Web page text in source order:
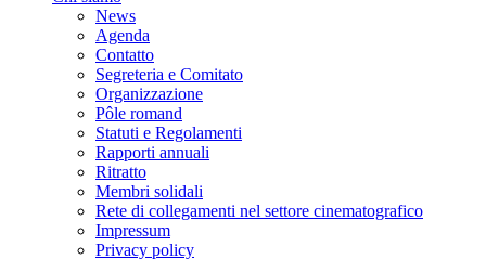
News
Agenda
Contatto
Segreteria e Comitato
Organizzazione
Pôle romand
Statuti e Regolamenti
Rapporti annuali
Ritratto
Membri solidali
Rete di collegamenti nel settore cinematografico
Impressum
Privacy policy